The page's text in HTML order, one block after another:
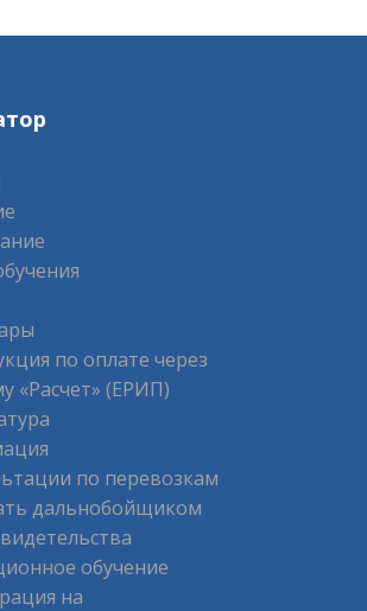
данных*
по оплате через
«Расчет» (ЕРИП)
по перевозкам
дальнобойщиком
обучение
на